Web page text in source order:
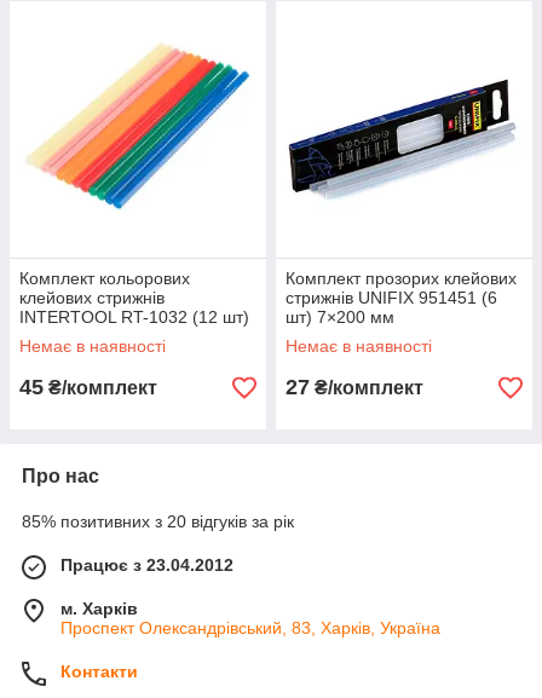
Комплект кольорових
клейових стрижнів
INTERTOOL RT-1032 (12 шт)
7.4×200 мм
Немає в наявності
45 ₴/комплект
Комплект прозорих клейових
стрижнів UNIFIX 951451 (6
шт) 7×200 мм
Немає в наявності
27 ₴/комплект
Про нас
85% позитивних з 20 відгуків за рік
Працює з 23.04.2012
м. Харків
Проспект Олександрівський, 83, Харків, Україна
Контакти